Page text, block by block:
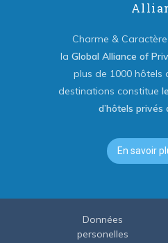
Charme &
la Global Alliance of
plus de 1000 hôtels
destinations constitue
d’hôtels privés
En savoir
Données
personelles